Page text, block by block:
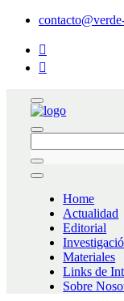
Home
Actualidad
Editorial
Materiales
Links de
Sobre